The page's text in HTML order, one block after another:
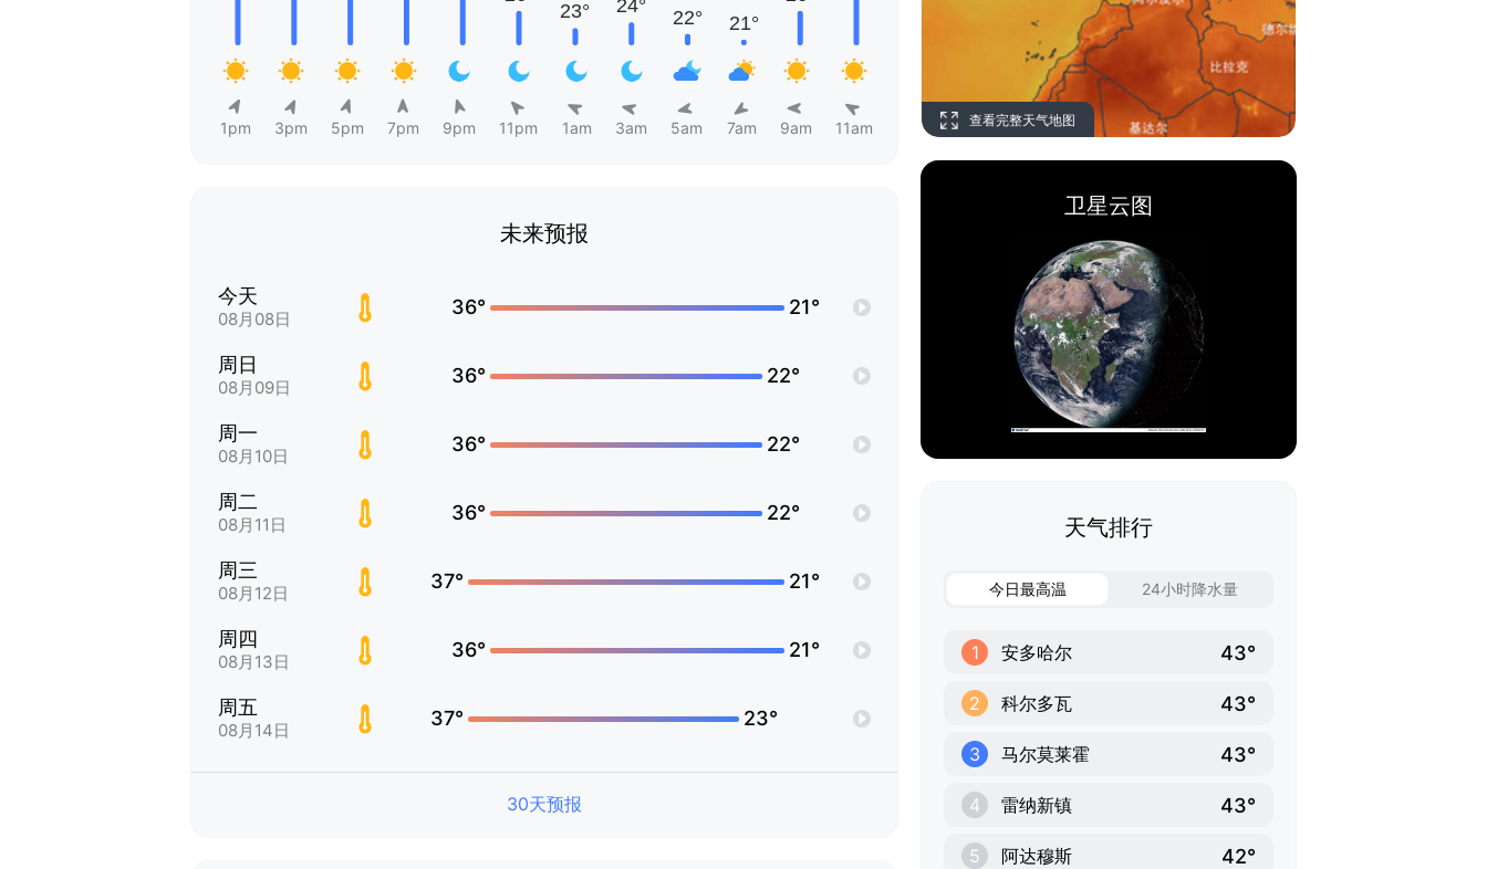
1pm 3pm 5pm 7pm 9pm 11pm 1am 3am 5am 7am 9am 11am
未来预报
今天
08月08日
36° 21°
周日
08月09日
36° 22°
周一
08月10日
36° 22°
周二
08月11日
36° 22°
周三
08月12日
37° 21°
周四
08月13日
36° 21°
周五
08月14日
37° 23°
30天预报
查看完整天气地图
卫星云图
天气排行
今日最高温 24小时降水量
1 安多哈尔 43°
2 科尔多瓦 43°
3 马尔莫莱霍 43°
4 雷纳新镇 43°
5 阿达穆斯 42°